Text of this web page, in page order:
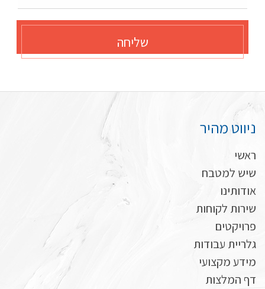
שליחה
ניווט מהיר
ראשי
שיש למטבח
אודותינו
שירות לקוחות
פרויקטים
גלריית עבודות
מידע מקצועי
דף המלצות